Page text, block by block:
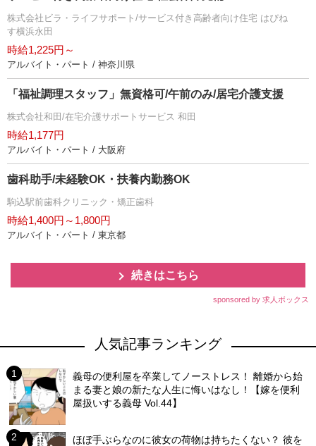
株式会社ビラ・ライフサポート/サービス付き高齢者向け住宅 はぴね
す横浜永田
時給1,225円～
アルバイト・パート / 神奈川県
「福祉調理スタッフ」無資格可/午前のみ/居宅介護支援
株式会社和田/在宅介護サポートサービス 和田
時給1,177円
アルバイト・パート / 大阪府
歯科助手/未経験OK・扶養内勤務OK
駒込駅前歯科クリニック・矯正歯科
時給1,400円～1,800円
アルバイト・パート / 東京都
続きはこちら
sponsored by 求人ボックス
人気記事ランキング
義母の便利屋を卒業してノーストレス！ 離婚から始
まる妻と娘の新たな人生に悔いはなし！【嫁を便利
屋扱いする義母 Vol.44】
ほぼ手ぶらなのに彼女の荷物は持ちたくない？ 彼を